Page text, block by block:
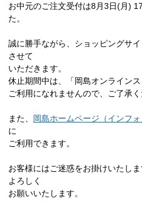
お中元のご注文受付は8月3日(月)
た。
誠に勝手ながら、ショッピングサ
させて
いただきます。
休止期間中は、「岡島オンライン
ご利用になれませんので、ご了承く
また、 岡島ホームページ（インフォ
に
ご利用できます。
お客様にはご迷惑をお掛けいたし
よろしく
お願いいたします。